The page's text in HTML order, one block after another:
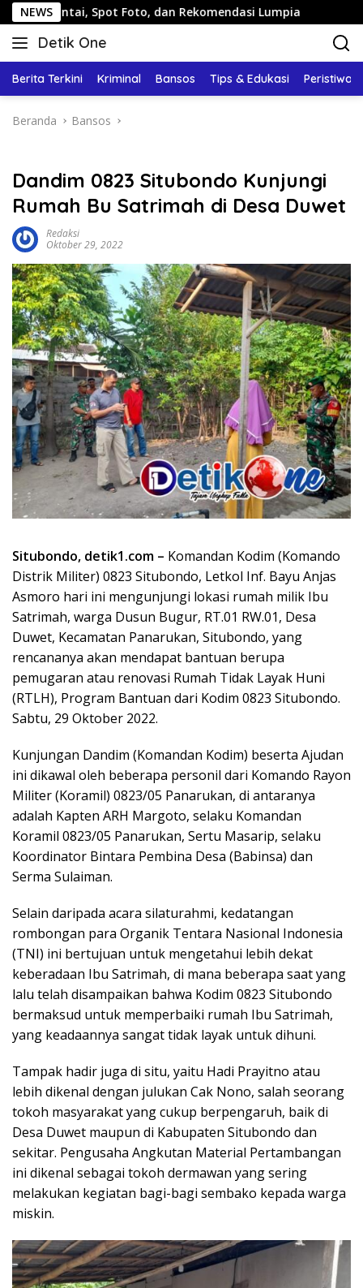
Langsung
ke
konten
NEWS
Foto, dan Rekomendasi Lumpia Panduan
Detik One
Tajam
Fakta
Berita Terkini Kriminal Bansos Tips & Edukasi Peristiwa
Beranda Bansos
Dandim 0823 Situbondo Kunjungi
Rumah Bu Satrimah di Desa Duwet
Redaksi
Oktober 29, 2022
Situbondo, detik1.com – Komandan Kodim (Komando
Distrik Militer) 0823 Situbondo, Letkol Inf. Bayu Anjas
Asmoro hari ini mengunjungi lokasi rumah milik Ibu
Satrimah, warga Dusun Bugur, RT.01 RW.01, Desa
Duwet, Kecamatan Panarukan, Situbondo, yang
rencananya akan mendapat bantuan berupa
pemugaran atau renovasi Rumah Tidak Layak Huni
(RTLH), Program Bantuan dari Kodim 0823 Situbondo.
Sabtu, 29 Oktober 2022.
Kunjungan Dandim (Komandan Kodim) beserta Ajudan
ini dikawal oleh beberapa personil dari Komando Rayon
Militer (Koramil) 0823/05 Panarukan, di antaranya
adalah Kapten ARH Margoto, selaku Komandan
Koramil 0823/05 Panarukan, Sertu Masarip, selaku
Koordinator Bintara Pembina Desa (Babinsa) dan
Serma Sulaiman.
Selain daripada acara silaturahmi, kedatangan
rombongan para Organik Tentara Nasional Indonesia
(TNI) ini bertujuan untuk mengetahui lebih dekat
keberadaan Ibu Satrimah, di mana beberapa saat yang
lalu telah disampaikan bahwa Kodim 0823 Situbondo
bermaksud untuk memperbaiki rumah Ibu Satrimah,
yang keadaannya sangat tidak layak untuk dihuni.
Tampak hadir juga di situ, yaitu Hadi Prayitno atau
lebih dikenal dengan julukan Cak Nono, salah seorang
tokoh masyarakat yang cukup berpengaruh, baik di
Desa Duwet maupun di Kabupaten Situbondo dan
sekitar. Pengusaha Angkutan Material Pertambangan
ini dikenal sebagai tokoh dermawan yang sering
melakukan kegiatan bagi-bagi sembako kepada warga
miskin.